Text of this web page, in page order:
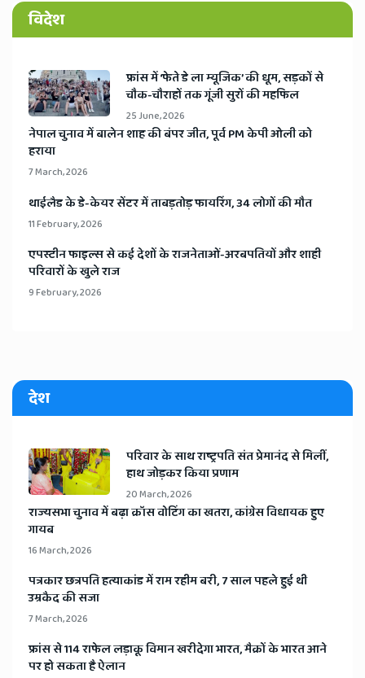
विदेश
​फ्रांस में ‘फेते डे ला म्यूजिक’ की धूम, सड़कों से
चौक-चौराहों तक गूंजी सुरों की महफिल
25 June, 2026
​नेपाल चुनाव में बालेन शाह की बंपर जीत, पूर्व PM केपी ओली को
हराया
7 March, 2026
​थाईलैड के डे-केयर सेंटर में ताबड़तोड़ फायरिंग, 34 लोगों की मौत
11 February, 2026
​एपस्टीन फाइल्स से कई देशों के राजनेताओं-अरबपतियों और शाही
परिवारों के खुले राज
9 February, 2026
देश
​परिवार के साथ राष्ट्रपति संत प्रेमानंद से मिलीं,
हाथ जोड़कर किया प्रणाम
20 March, 2026
​राज्यसभा चुनाव में बढ़ा क्रॉस वोटिंग का खतरा, कांग्रेस विधायक हुए
गायब
16 March, 2026
​पत्रकार छत्रपति हत्याकांड में राम रहीम बरी, 7 साल पहले हुई थी
उम्रकैद की सजा
7 March, 2026
​फ्रांस से 114 राफेल लड़ाकू विमान खरीदेगा भारत, मैक्रों के भारत आने
पर हो सकता है ऐलान